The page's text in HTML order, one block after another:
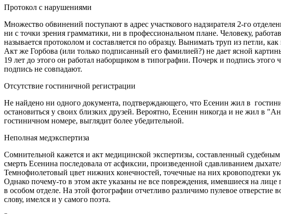
Протокол с нарушениями
Множество обвинений поступают в адрес участкового надзирателя 2-го
ни с точки зрения грамматики, ни в профессиональном плане. Человеку,
называется протоколом и составляется по образцу. Вынимать труп из петли,
Акт же Горбова (или только подписанный его фамилией?) не дает ясной
19 лет до этого он работал наборщиком в типографии. Почерк и подпись
подпись не совпадают.
Отсутствие гостиничной регистрации
Не найдено ни одного документа, подтверждающего, что Есенин жил в
остановиться у своих близких друзей. Вероятно, Есенин никогда и не жил в
гостиничном номере, выглядит более убедительной.
Неполная медэкспертиза
Сомнительной кажется и акт медицинской экспертизы, составленный
смерть Есенина последовала от асфиксии, произведенной сдавливанием
Темнофиолетовый цвет нижних конечностей, точечные на них кровоподтеки
Однако почему-то в этом акте указаны не все повреждения, имевшиеся на
в особом отделе. На этой фотографии отчетливо различимо пулевое отверстие
слову, имелся и у самого поэта.